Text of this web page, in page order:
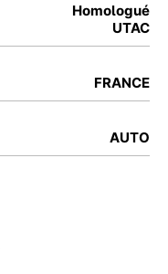
Homologué
UTAC
FRANCE
AUTO